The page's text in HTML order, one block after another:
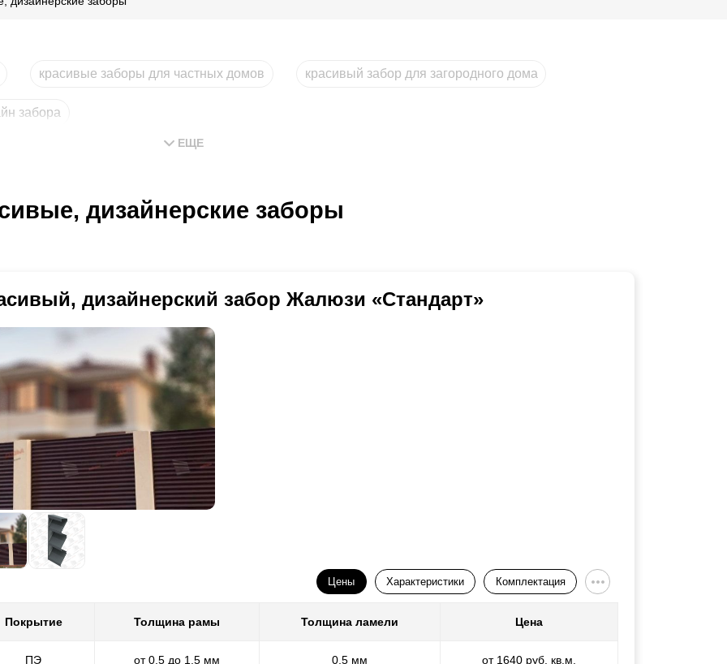
красивые заборы для частных домов красивый забор для загородного дома
забора
ЕЩЕ
дизайнерские заборы
дизайнерский забор Жалюзи «Стандарт»
Цены Характеристики Комплектация
Покрытие Толщина рамы Толщина ламели Цена
ПЭ от 0,5 до 1,5 мм 0,5 мм от 1640 руб. кв.м.